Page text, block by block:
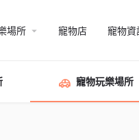
場所 寵物店 寵物資
寵物玩樂場所